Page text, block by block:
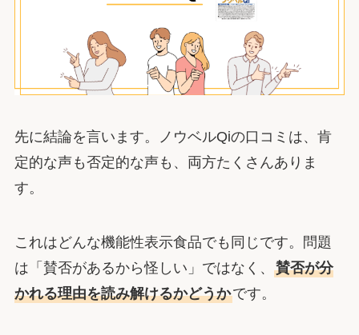
先に結論を言います。ノウベルQiの口コミは、肯
定的な声も否定的な声も、両方たくさんありま
す。
これはどんな機能性表示食品でも同じです。問題
は「賛否があるから怪しい」ではなく、 賛否が分
かれる理由を読み解けるかどうかです。